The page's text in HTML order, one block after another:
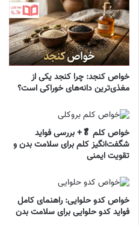
خواص کنجد: چرا کنجد یکی از
مغذی‌ترین دانه‌های خوراکی است؟
خواص کلم 🥬+ بررسی فواید
شگفت‌انگیز کلم برای سلامت بدن و
تقویت ایمنی
خواص کدو حلوایی: راهنمای کامل
فواید کدو حلوایی برای سلامت بدن